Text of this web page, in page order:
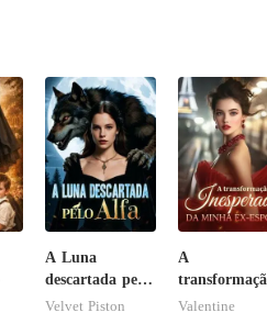
A Luna
descartada pelo
Alfa
Velvet Piston
A
inesperada da
Valentine